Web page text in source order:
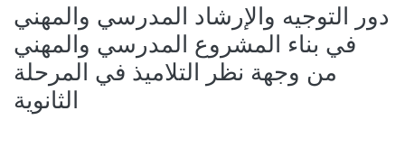
دور التوجيه والإرشاد المدرسي والمهني
في بناء المشروع المدرسي والمهني
من وجهة نظر التلاميذ في المرحلة
الثانوية